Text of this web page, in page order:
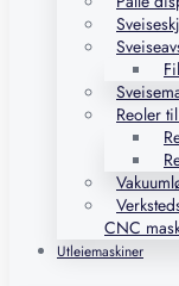
Reoler
CNC
Utleiemaskiner